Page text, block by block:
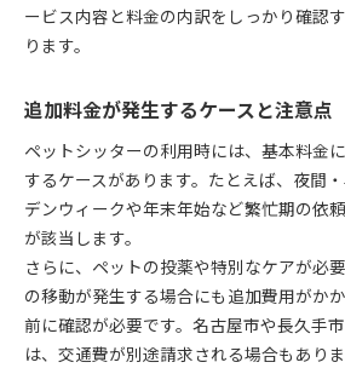
ービス内容と料金の内訳をしっかり確認
ります。
追加料金が発生するケースと注意点
ペットシッターの利用時には、基本料金
するケースがあります。たとえば、夜間
デンウィークや年末年始など繁忙期の依
が該当します。
さらに、ペットの投薬や特別なケアが必
の移動が発生する場合にも追加費用がか
前に確認が必要です。名古屋市や長久手
は、交通費が別途請求される場合もありま